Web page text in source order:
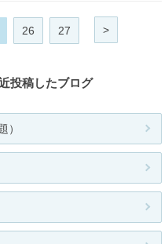
26 27 >
投稿したブログ
）